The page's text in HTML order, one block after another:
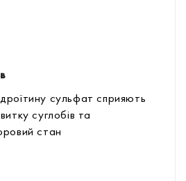
сульфат сприяють
суглобів та
стан